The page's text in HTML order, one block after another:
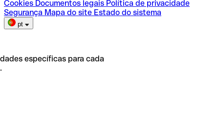
Cookies Documentos legais Política de privacidade
Segurança Mapa do site Estado do sistema
pt
específicas para cada